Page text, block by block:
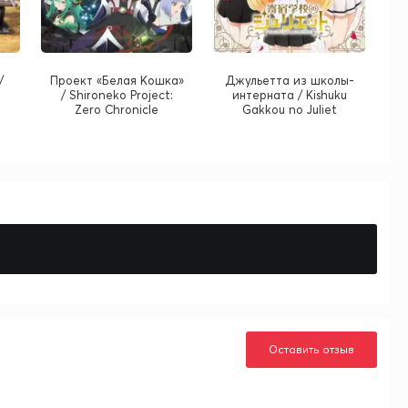
Проект «Белая Кошка»
/ Shironeko Project:
Zero Chronicle
Джульетта из школы-
интерната / Kishuku
Gakkou no Juliet
Оставить отзыв